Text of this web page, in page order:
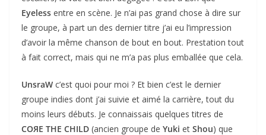
Eyeless entre en scène. Je n’ai pas grand chose à dire sur
le groupe, à part un des dernier titre j’ai eu l’impression
d’avoir la même chanson de bout en bout. Prestation tout
à fait correct, mais qui ne m’a pas plus emballée que cela.
UnsraW c’est quoi pour moi ? Et bien c’est le dernier
groupe indies dont j’ai suivie et aimé la carrière, tout du
moins leurs débuts. Je connaissais quelques titres de
COЯE THE CHILD (ancien groupe de Yuki et Shou) que